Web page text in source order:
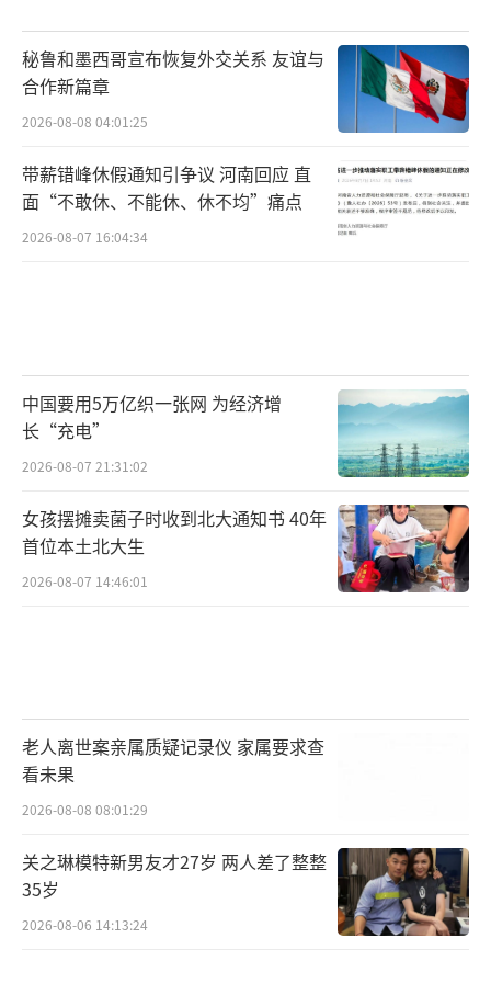
秘鲁和墨西哥宣布恢复外交关系 友谊与
合作新篇章
2026-08-08 04:01:25
带薪错峰休假通知引争议 河南回应 直
面“不敢休、不能休、休不均”痛点
2026-08-07 16:04:34
中国要用5万亿织一张网 为经济增
长“充电”
2026-08-07 21:31:02
女孩摆摊卖菌子时收到北大通知书 40年
首位本土北大生
2026-08-07 14:46:01
老人离世案亲属质疑记录仪 家属要求查
看未果
2026-08-08 08:01:29
关之琳模特新男友才27岁 两人差了整整
35岁
2026-08-06 14:13:24